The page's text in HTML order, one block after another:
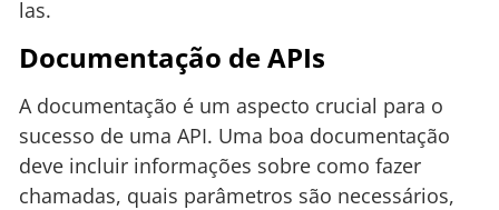
las.
Documentação de APIs
A documentação é um aspecto crucial para o
sucesso de uma API. Uma boa documentação
deve incluir informações sobre como fazer
chamadas, quais parâmetros são necessários,